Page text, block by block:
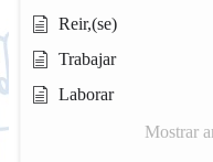
Reir,(se)
Trabajar
Laborar
Mostrar